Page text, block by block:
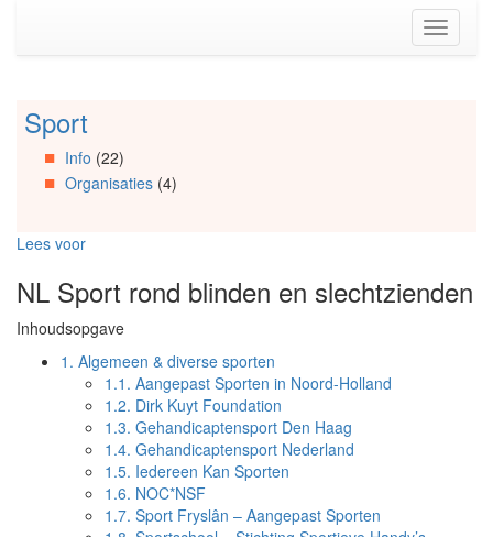
Spring
(Accesskey
Toggle
Spring
naar
Artikels
Spring
Spring
Organisaties
Spring
naar
Social
Sport
Info (22)
Organisaties(4)
Lees voor
NL Sport rond blinden en slechtzienden
Inhoudsopgave
1. Algemeen & diverse sporten
1.1. Aangepast Sporten in Noord-Holland
1.2. Dirk Kuyt Foundation
1.3. Gehandicaptensport Den Haag
1.4. Gehandicaptensport Nederland
1.5. Iedereen Kan Sporten
1.6. NOC*NSF
1.7. Sport Fryslân – Aangepast Sporten